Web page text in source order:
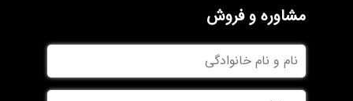
مشاوره و فروش
نام
و
نام